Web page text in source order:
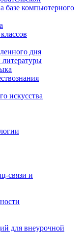
базе компьютерного
дня
литературы
искусства
связи и
для внеурочной